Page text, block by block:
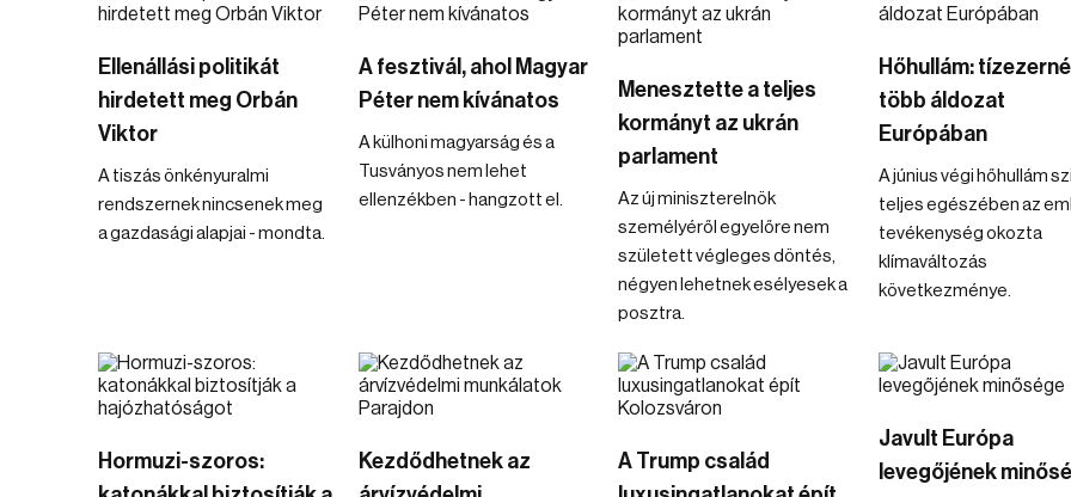
Ellenállási politikát
hirdetett meg Orbán
Viktor
A tiszás önkényuralmi
rendszernek nincsenek meg
a gazdasági alapjai - mondta.
A fesztivál, ahol Magyar
Péter nem kívánatos
A külhoni magyarság és a
Tusványos nem lehet
ellenzékben - hangzott el.
Menesztette a teljes
kormányt az ukrán
parlament
Az új miniszterelnök
személyéről egyelőre nem
született végleges döntés,
négyen lehetnek esélyesek a
posztra.
Hőhullám: tízezernél
több áldozat
Európában
A június végi hőhullám
teljes egészében az
tevékenység okozta
klímaváltozás
következménye.
Hormuzi-szoros:
Kezdődhetnek az
A Trump család
Javult Európa
levegőjének